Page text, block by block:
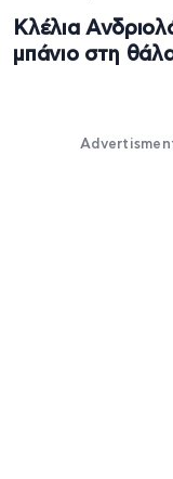
Κλέλια
μπάνιο στη